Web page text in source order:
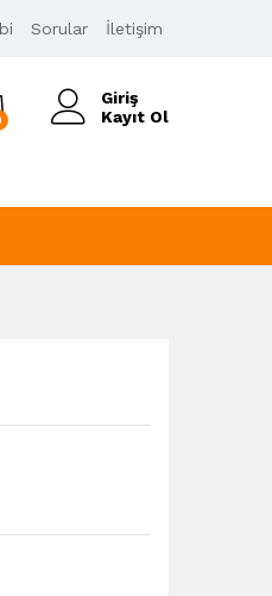
Sorular İletişim
Giriş
Kayıt Ol
5.580,00₺